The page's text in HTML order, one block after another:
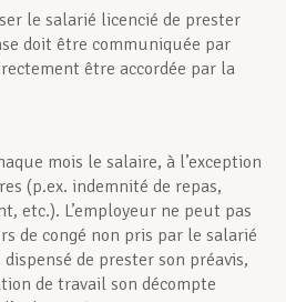
le salarié licencié de prester
doit être communiquée par
être accordée par la
mois le salaire, à l’exception
(p.ex. indemnité de repas,
etc.). L’employeur ne peut pas
de congé non pris par le salarié
de prester son préavis,
de travail son décompte